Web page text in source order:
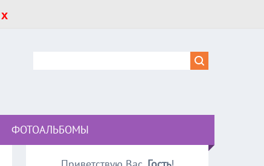
x
ФОТОАЛЬБОМЫ